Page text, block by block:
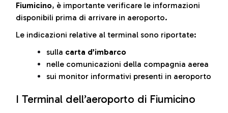
Fiumicino, è importante verificare le informazioni
disponibili prima di arrivare in aeroporto.
Le indicazioni relative al terminal sono riportate:
sulla carta d’imbarco
nelle comunicazioni della compagnia aerea
sui monitor informativi presenti in aeroporto
I Terminal dell’aeroporto di Fiumicino